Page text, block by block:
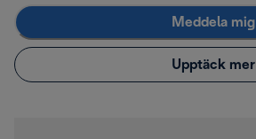
Meddela mig
Upptäck mer